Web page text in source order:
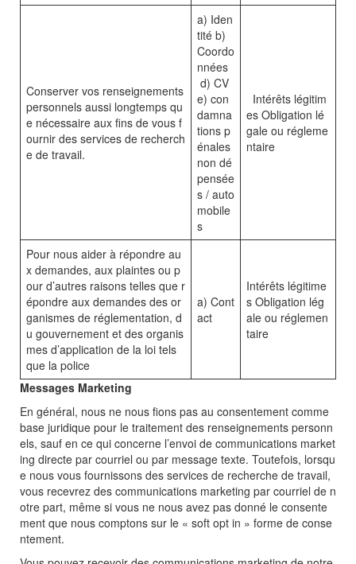
Conserver vos renseignements
personnels aussi longtemps qu
e nécessaire aux fins de vous f
ournir des services de recherch
e de travail.
a) Iden
tité b)
Coordo
nnées
d) CV
e) con
damna
tions p
énales
non dé
pensée
s / auto
mobile
s
Intérêts légitim
es Obligation lé
gale ou régleme
ntaire
Pour nous aider à répondre au
x demandes, aux plaintes ou p
our d’autres raisons telles que r
épondre aux demandes des or
ganismes de réglementation, d
u gouvernement et des organis
mes d’application de la loi tels
que la police
a) Cont
act
Intérêts légitime
s Obligation lég
ale ou réglemen
taire
Messages Marketing
En général, nous ne nous fions pas au consentement comme
base juridique pour le traitement des renseignements personn
els, sauf en ce qui concerne l’envoi de communications market
ing directe par courriel ou par message texte. Toutefois, lorsqu
e nous vous fournissons des services de recherche de travail,
vous recevrez des communications marketing par courriel de n
otre part, même si vous ne nous avez pas donné le consente
ment que nous comptons sur le « soft opt in » forme de conse
ntement.